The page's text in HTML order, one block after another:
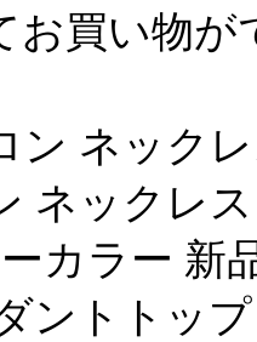
お買い物
ン ネック
ネックレ
カラー 新
ントトップ